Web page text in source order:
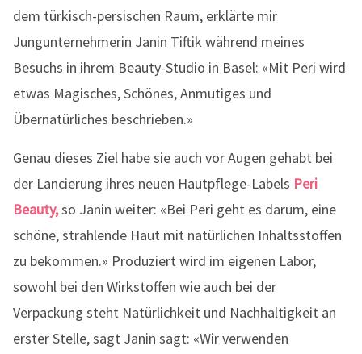
dem türkisch-persischen Raum, erklärte mir
Jungunternehmerin Janin Tiftik während meines
Besuchs in ihrem Beauty-Studio in Basel: «Mit Peri wird
etwas Magisches, Schönes, Anmutiges und
Übernatürliches beschrieben.»
Genau dieses Ziel habe sie auch vor Augen gehabt bei
der Lancierung ihres neuen Hautpflege-Labels Peri
Beauty,so Janin weiter: «Bei Peri geht es darum, eine
schöne, strahlende Haut mit natürlichen Inhaltsstoffen
zu bekommen.» Produziert wird im eigenen Labor,
sowohl bei den Wirkstoffen wie auch bei der
Verpackung steht Natürlichkeit und Nachhaltigkeit an
erster Stelle, sagt Janin sagt: «Wir verwenden